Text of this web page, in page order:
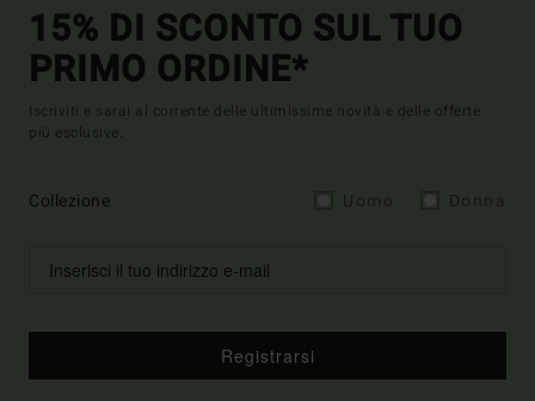
15% DI SCONTO SUL TUO
PRIMO ORDINE*
Iscriviti e sarai al corrente delle ultimissime novità e delle offerte
più esclusive.
Collezione
Registrarsi